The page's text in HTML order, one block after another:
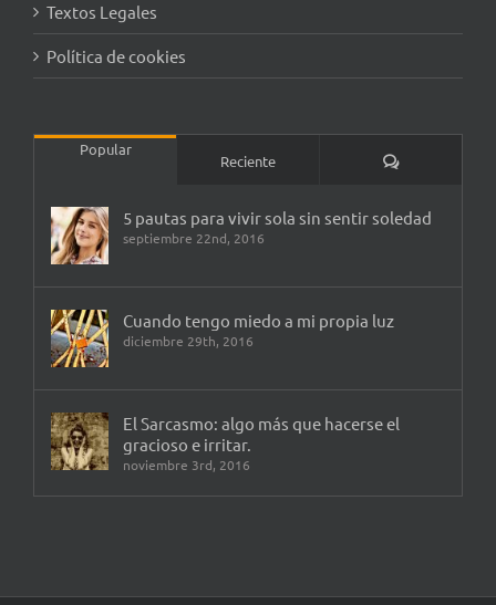
Textos Legales
Política de cookies
Popular
Reciente Comentarios
5 pautas para vivir sola sin sentir soledad
septiembre 22nd, 2016
Cuando tengo miedo a mi propia luz
diciembre 29th, 2016
El Sarcasmo: algo más que hacerse el
gracioso e irritar.
noviembre 3rd, 2016